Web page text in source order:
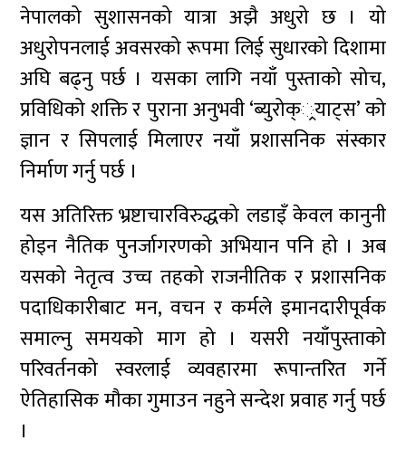
नेपालको सुशासनको यात्रा अझै अधुरो छ । यो
अधुरोपनलाई अवसरको रूपमा लिई सुधारको दिशामा
अघि बढ्नु पर्छ । यसका लागि नयाँ पुस्ताको सोच,
प्रविधिको शक्ति र पुराना अनुभवी ‘ब्युरोक््रयाट्स’ को
ज्ञान र सिपलाई मिलाएर नयाँ प्रशासनिक संस्कार
निर्माण गर्नु पर्छ ।
यस अतिरिक्त भ्रष्टाचारविरुद्धको लडाइँ केवल कानुनी
होइन नैतिक पुनर्जागरणको अभियान पनि हो । अब
यसको नेतृत्व उच्च तहको राजनीतिक र प्रशासनिक
पदाधिकारीबाट मन, वचन र कर्मले इमानदारीपूर्वक
समाल्नु समयको माग हो । यसरी नयाँपुस्ताको
परिवर्तनको स्वरलाई व्यवहारमा रूपान्तरित गर्ने
ऐतिहासिक मौका गुमाउन नहुने सन्देश प्रवाह गर्नु पर्छ
।